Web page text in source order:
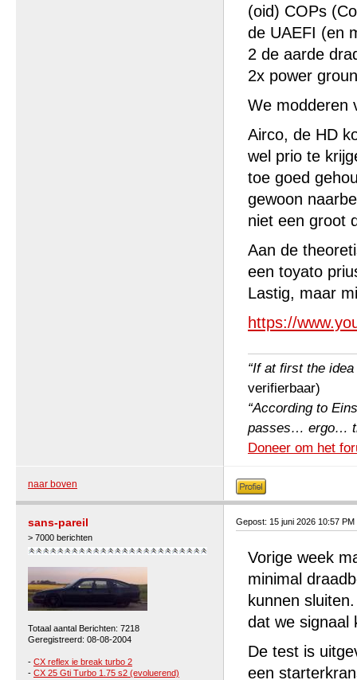
(oid) COPs
de UAEFI (en
2 de aarde
2x power
We modderen
Airco, de HD
wel prio te
toe goed
gewoon
niet een groot
Aan de
een toyato
Lastig, maar
https://
“If at first the
verifierbaar)
“According to
passes… ergo…
Doneer om het
naar boven
sans-pareil
> 7000 berichten
Totaal aantal Berichten: 7218
Geregistreerd: 08-08-2004
- CX reflex ie break turbo 2
- CX 25 Gti Turbo 1.75 s2 (evoluerend)
Gepost: 15 juni 2026 10:57 PM
Vorige week
minimal
kunnen
dat we signaal
De test is
een